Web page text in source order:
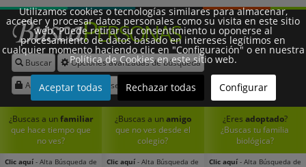
Buscar
Opciones avanzadas de búsqueda
Acceder
Registrarse
¿Buscas a unfamiliar
que hace tiempo que
no ves?
Clic aquí- Alta Búsqueda de
¿Buscas a unamigo
que no ves desde el
colegio?
Clic aquí- Alta Búsqueda de
¿Eres adoptado?
¿Buscas tu familia
biológica?
Clic aquí- Alta Búsqueda de
Utilizamos cookies o tecnologías similares para almacenar,
acceder y procesar datos personales como su visita en este sitio
web. Puede retirar su consentimiento u oponerse al
procesamiento de datos basado en intereses legítimos en
cualquier momento haciendo clic en "Configuración" o en nuestra
Política de Cookies en este sitio web.
Aceptar todas Rechazar todas Configurar